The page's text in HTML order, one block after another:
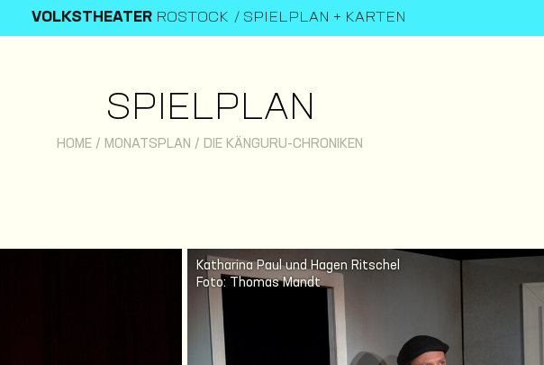
VOLKSTHEATER ROSTOCK SPIELPLAN + KARTEN
SPIELPLAN
HOME / MONATSPLAN / DIE KÄNGURU-CHRONIKEN
Katharina Paul und Hagen Ritschel
Foto: Thomas Mandt